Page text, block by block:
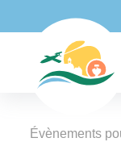
Évènements